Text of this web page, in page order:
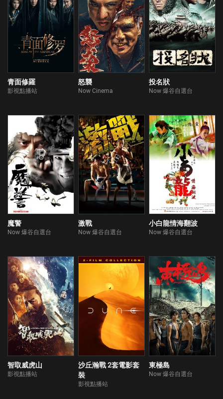
青面修羅
影視點播站
怒襲
Now Cinema
投名狀
Now 爆谷自選台
魔警
Now 爆谷自選台
激戰
Now 爆谷自選台
小白龍情海翻波
Now 爆谷自選台
智取威虎山
影視點播站
沙丘瀚戰 2套電影套
裝
影視點播站
東極島
Now 爆谷自選台